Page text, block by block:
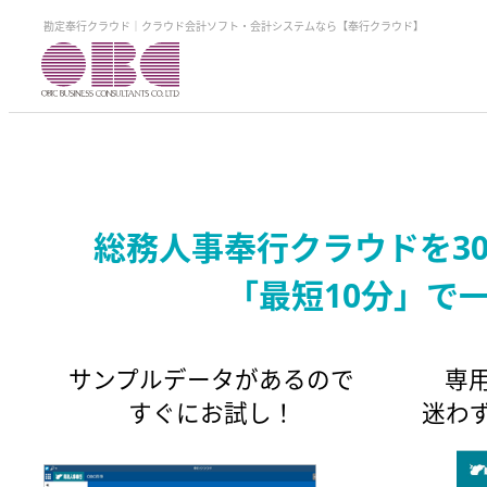
勘定奉行クラウド｜クラウド会計ソフト・会計システムなら【奉行クラウド】
総務人事奉行クラウドを
「最短10分」で
サンプルデータがあるので
すぐにお試し！
専
迷わ